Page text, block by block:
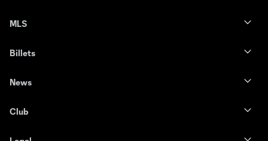
MLS
Billets
News
Club